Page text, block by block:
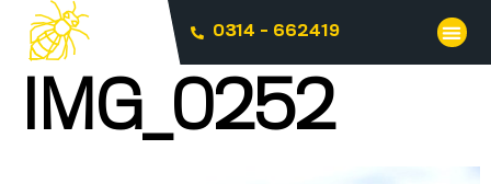
0314 - 662419
IMG_0252